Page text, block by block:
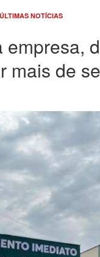
ÚLTIMAS NOTÍCIAS
empresa,
mais de